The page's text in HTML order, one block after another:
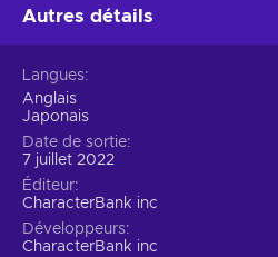
Autres détails
Langues
Anglais
Japonais
Date de sortie
7 juillet 2022
Éditeur
CharacterBank inc
Développeurs
CharacterBank inc